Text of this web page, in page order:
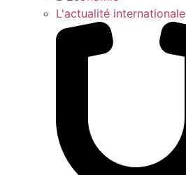
L'actualité internationale